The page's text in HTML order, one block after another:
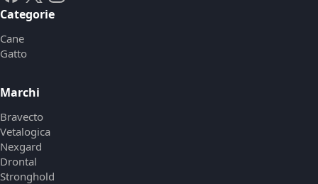
Categorie
Cane
Gatto
Marchi
Bravecto
Vetalogica
Nexgard
Drontal
Stronghold